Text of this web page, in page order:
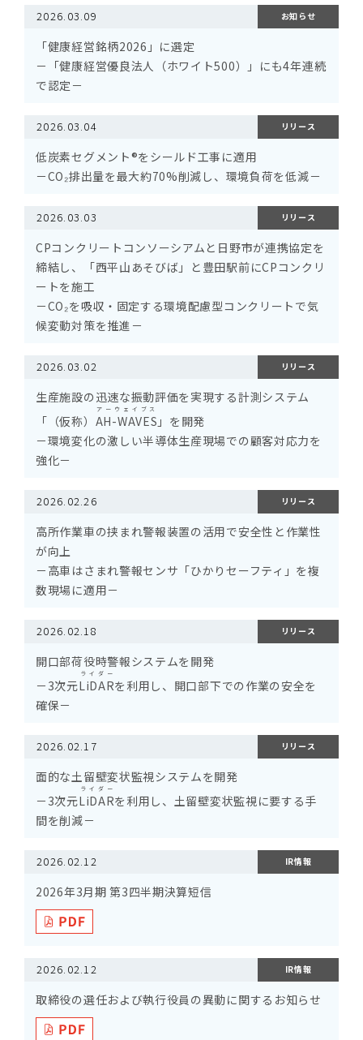
2026.03.09 お知らせ
「健康経営銘柄2026」に選定
－「健康経営優良法人（ホワイト500）」にも4年連続
で認定－
2026.03.04 リリース
低炭素セグメント®をシールド工事に適用
－CO₂排出量を最大約70%削減し、環境負荷を低減－
2026.03.03 リリース
CPコンクリートコンソーシアムと日野市が連携協定を
締結し、「西平山あそびば」と豊田駅前にCPコンクリ
ートを施工
－CO₂を吸収・固定する環境配慮型コンクリートで気
候変動対策を推進－
2026.03.02 リリース
生産施設の迅速な振動評価を実現する計測システム
「（仮称） AH-WAVES
アーウェイブス
」を開発
－環境変化の激しい半導体生産現場での顧客対応力を
強化－
2026.02.26 リリース
高所作業車の挟まれ警報装置の活用で安全性と作業性
が向上
－高車はさまれ警報センサ「ひかりセーフティ」を複
数現場に適用－
2026.02.18 リリース
開口部荷役時警報システムを開発
－3次元LiDAR
ライダー
を利用し、開口部下での作業の安全を
確保－
2026.02.17 リリース
面的な土留壁変状監視システムを開発
－3次元LiDAR
ライダー
を利用し、土留壁変状監視に要する手
間を削減－
2026.02.12 IR情報
2026年3月期 第3四半期決算短信
2026.02.12 IR情報
取締役の選任および執行役員の異動に関するお知らせ